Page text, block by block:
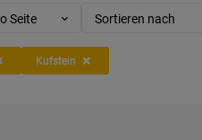
Seite Sortieren nach
Kufstein